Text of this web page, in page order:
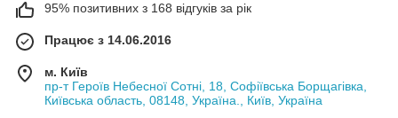
у формі серця;
Традиційні прямокутні;
у вигляді трюмо з дзеркалом;
рамки з годинником
95% позитивних з 168 відгуків за рік
Працює з 14.06.2016
м. Київ
пр-т Героїв Небесної Сотні, 18, Софіївська Борщагівка,
Київська область, 08148, Україна., Київ, Україна